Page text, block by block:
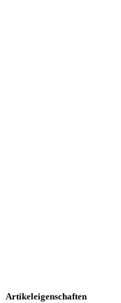
Artikeleigenschaften